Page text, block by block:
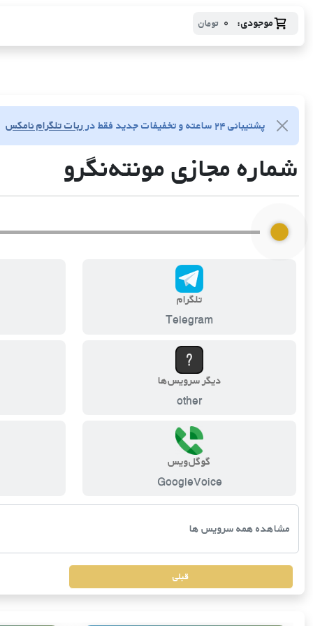
موجودی: 0 تومان
پشتیبانی ۲۴ ساعته و تخفیفات جدید فقط در ربات تلگرام نامکس
شماره مجازی مونته‌نگرو
تلگرام
Telegram
دیگر سرویس‌ها
other
گوگل‌ویس
GoogleVoice
قبلی